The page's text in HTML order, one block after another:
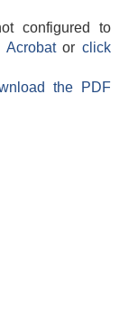
configured to
Acrobatorclick
the PDF